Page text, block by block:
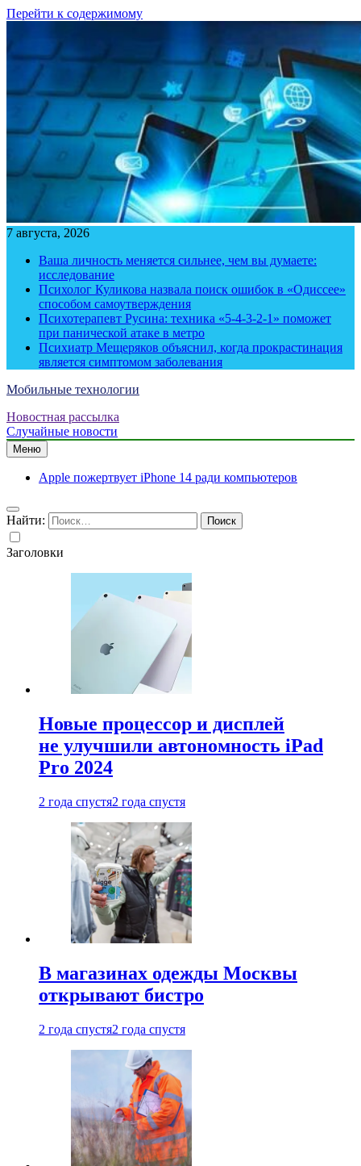
Перейти к содержимому
7 августа, 2026
Ваша личность меняется сильнее, чем вы думаете:
исследование
Психолог Куликова назвала поиск ошибок в «Одиссее»
способом самоутверждения
Психотерапевт Русина: техника «5-4-3-2-1» поможет
при панической атаке в метро
Психиатр Мещеряков объяснил, когда прокрастинация
является симптомом заболевания
Мобильные технологии
Новостная рассылка
Случайные новости
Меню
Apple пожертвует iPhone 14 ради компьютеров
Найти:
Заголовки
Новые процессор и дисплей
не улучшили автономность iPad
Pro 2024
2 года спустя2 года спустя
В магазинах одежды Москвы
открывают бистро
2 года спустя2 года спустя